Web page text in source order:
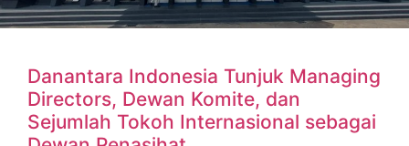
Danantara Indonesia Tunjuk Managing
Directors, Dewan Komite, dan
Sejumlah Tokoh Internasional sebagai